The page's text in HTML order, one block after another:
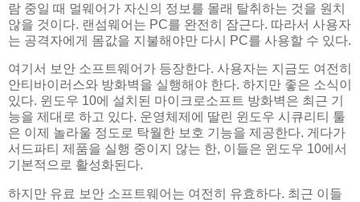
람 중일 때 멀웨어가 자신의 정보를 몰래 탈취하는 것을 원치
않을 것이다. 랜섬웨어는 PC를 완전히 잠근다. 따라서 사용자
는 공격자에게 몸값을 지불해야만 다시 PC를 사용할 수 있다.
여기서 보안 소프트웨어가 등장한다. 사용자는 지금도 여전히
안티바이러스와 방화벽을 실행해야 한다. 하지만 좋은 소식이
있다. 윈도우 10에 설치된 마이크로소프트 방화벽은 최근 기
능을 제대로 하고 있다. 운영체제에 딸린 윈도우 시큐리티 툴
은 이제 놀라울 정도로 탁월한 보호 기능을 제공한다. 게다가
서드파티 제품을 실행 중이지 않는 한, 이들은 윈도우 10에서
기본적으로 활성화된다.
하지만 유료 보안 소프트웨어는 여전히 유효하다. 최근 이들